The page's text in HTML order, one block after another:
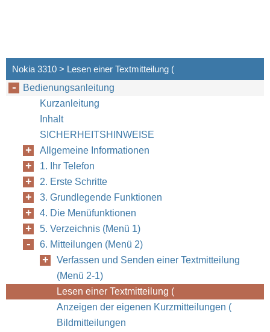
Nokia 3310 > Lesen einer Textmitteilung (
Bedienungsanleitung
Kurzanleitung
Inhalt
SICHERHEITSHINWEISE
Allgemeine Informationen
1. Ihr Telefon
2. Erste Schritte
3. Grundlegende Funktionen
4. Die Menüfunktionen
5. Verzeichnis (Menü 1)
6. Mitteilungen (Menü 2)
Verfassen und Senden einer Textmitteilung
(Menü 2-1)
Lesen einer Textmitteilung (
Anzeigen der eigenen Kurzmitteilungen (
Bildmitteilungen